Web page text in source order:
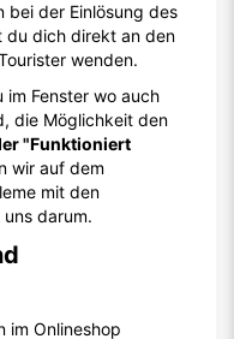
bei der Einlösung des
du dich direkt an den
wenden.
im Fenster wo auch
die Möglichkeit den
"Funktioniert
wir auf dem
mit den
darum.
im Onlineshop